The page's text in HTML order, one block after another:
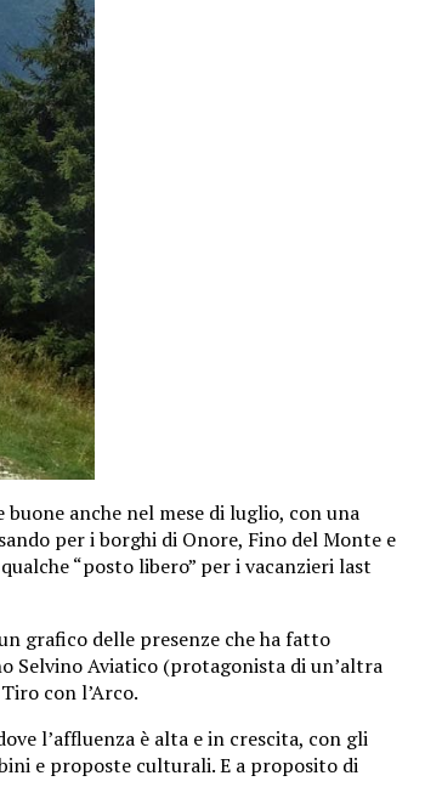
anche nel mese di luglio, con una
per i borghi di Onore, Fino del Monte e
“posto libero” per i vacanzieri last
grafico delle presenze che ha fatto
Selvino Aviatico (protagonista di un’altra
con l’Arco.
l’affluenza è alta e in crescita, con gli
e proposte culturali. E a proposito di